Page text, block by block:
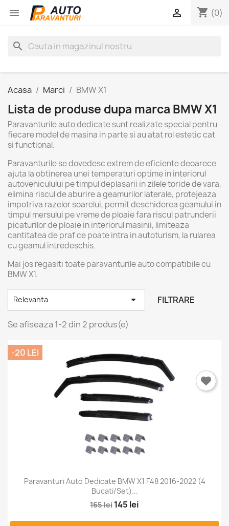
 shopping_cart (0)

search
Acasa Marci BMW X1
Lista de produse dupa marca BMW X1
Paravanturile auto dedicate sunt realizate special pentru
fiecare model de masina in parte si au atat rol estetic cat
si functional.
Paravanturile se dovedesc extrem de eficiente deoarece
ajuta la obtinerea unei temperaturi optime in interiorul
autovehiculului pe timpul deplasarii in zilele toride de vara,
elimina riscul de aburire a geamurilor laterale, protejeaza
impotriva razelor soarelui, permit deschiderea geamului in
timpul mersului pe vreme de ploaie fara riscul patrunderii
picaturilor de ploaie in interiorul masinii, limiteaza
cantitatea de praf ce poate intra in autoturism, la rularea
cu geamul intredeschis.
Mai jos regasiti toate paravanturile auto compatibile cu
BMW X1.
Relevanta  FILTRARE
Se afiseaza 1-2 din 2 produs(e)
Paravanturi Auto Dedicate BMW X1 F48 2016-2022 (4
Bucati/set)...
165 lei 145 lei
-20 LEI
Intra in cont ×
Trebuie sa fi logat in contul de client pentru a salva